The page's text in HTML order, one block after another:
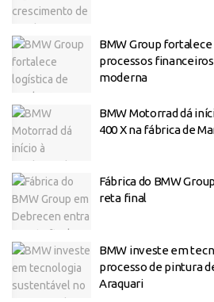
BMW Group
processos
moderna
BMW Motorrad dá
400 X na fábrica de
Fábrica do BMW
reta final
BMW investe em
processo de pintura
Araquari